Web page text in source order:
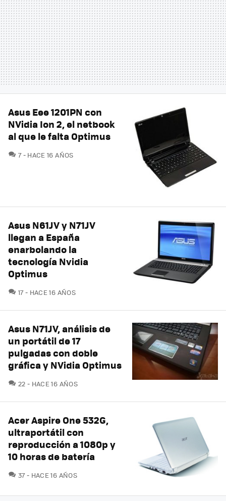
Asus Eee 1201PN con
NVidia Ion 2, el netbook
al que le falta Optimus
7COMENTARIOS
HACE 16 AÑOS
Asus N61JV y N71JV
llegan a España
enarbolando la
tecnología Nvidia
Optimus
17COMENTARIOS
HACE 16 AÑOS
Asus N71JV, análisis de
un portátil de 17
pulgadas con doble
gráfica y NVidia Optimus
22 COMENTARIOS
HACE 16 AÑOS
Acer Aspire One 532G,
ultraportátil con
reproducción a 1080p y
10 horas de batería
37COMENTARIOS
HACE 16 AÑOS